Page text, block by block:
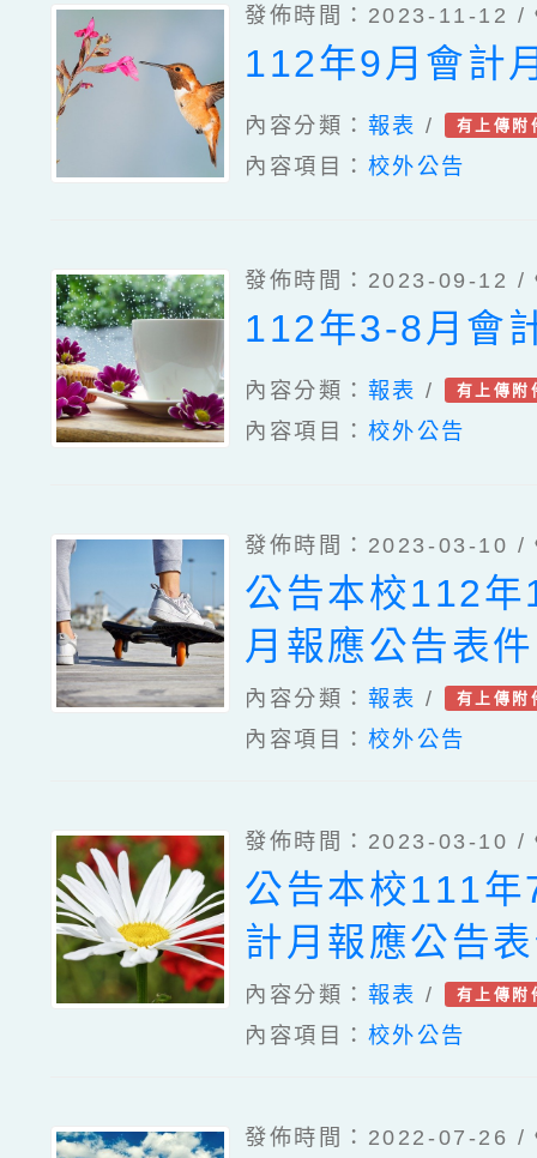
發佈時間：2023-11-12 /
112年9月會計
內容分類： 報表 / 有上傳附
內容項目： 校外公告
發佈時間：2023-09-12 /
112年3-8月會
內容分類： 報表 / 有上傳附
內容項目： 校外公告
發佈時間：2023-03-10 /
公告本校112
月報應公告表件
內容分類： 報表 / 有上傳附
內容項目： 校外公告
發佈時間：2023-03-10 /
公告本校111
計月報應公告
內容分類： 報表 / 有上傳附
內容項目： 校外公告
發佈時間：2022-07-26 /